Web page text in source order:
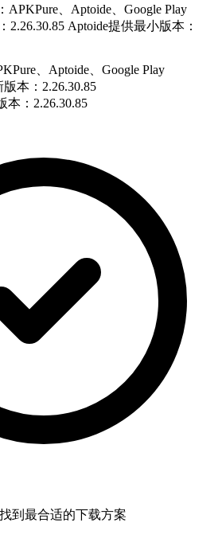
、Aptoide、Google Play
2.26.30.85 Aptoide提供最小版本：
、Aptoide、Google Play
本：2.26.30.85
本：2.26.30.85
到最合适的下载方案